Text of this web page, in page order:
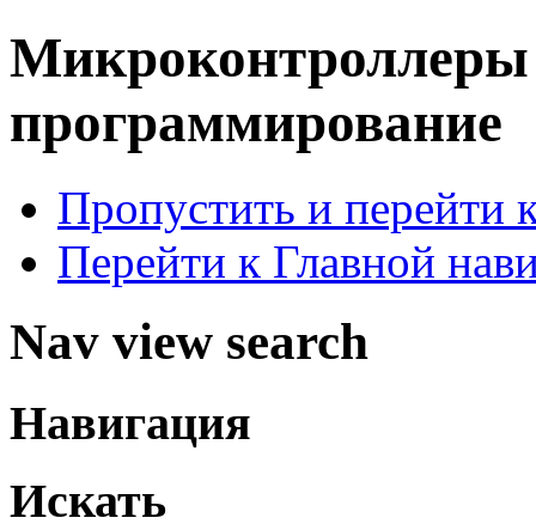
программирование
Пропустить и перейти
Перейти к Главной
Nav view search
Навигация
Искать